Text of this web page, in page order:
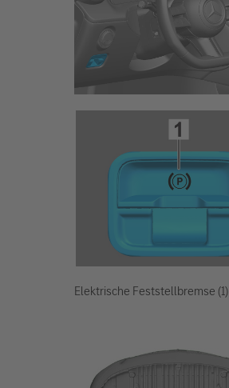
Elektrische Feststellbremse (1)